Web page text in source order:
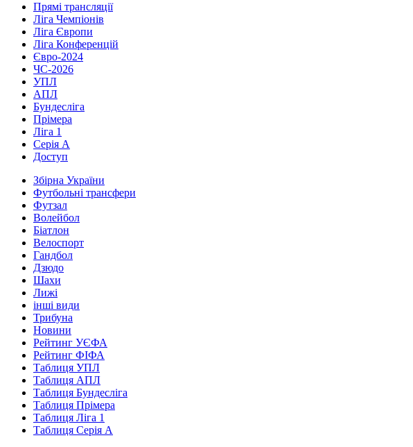
Прямі трансляції
Ліга Чемпіонів
Ліга Європи
Ліга Конференцій
Євро-2024
ЧС-2026
УПЛ
АПЛ
Бундесліга
Прімера
Ліга 1
Серія А
Доступ
Збірна України
Футбольні трансфери
Футзал
Волейбол
Біатлон
Велоспорт
Гандбол
Дзюдо
Шахи
Лижі
інші види
Трибуна
Новини
Рейтинг УЄФА
Рейтинг ФІФА
Таблиця УПЛ
Таблиця АПЛ
Таблиця Бундесліга
Таблиця Прімера
Таблиця Ліга 1
Таблиця Серія А